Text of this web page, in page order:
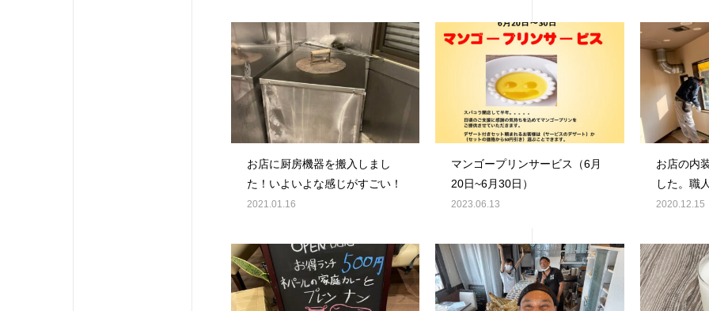
お店に厨房機器を搬入しまし
た！いよいよな感じがすごい！
2021.01.16
マンゴープリンサービス（6月
20日~6月30日）
2023.06.13
お店の内
した。職
まです。
2020.12.15